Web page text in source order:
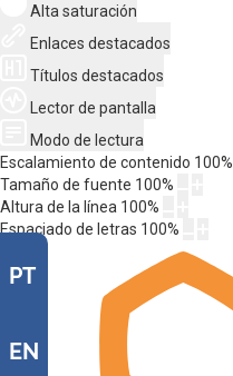
Alta saturación
Enlaces destacados
Títulos destacados
Lector de pantalla
Modo de lectura
Escalamiento de contenido 100%
Tamaño de fuente 100%
Altura de la línea 100%
Espaciado de letras 100%
PT
EN